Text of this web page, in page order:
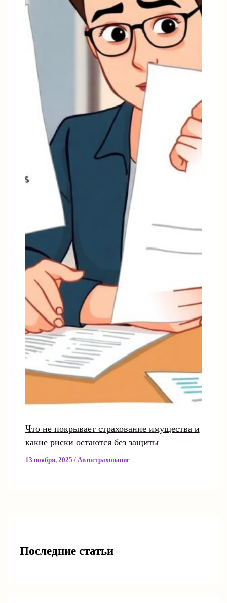
Что не покрывает страхование имущества и
какие риски остаются без защиты
13 ноября, 2025 / Автострахование
Последние статьи